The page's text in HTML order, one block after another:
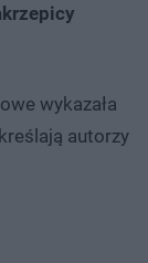
wykazała
autorzy